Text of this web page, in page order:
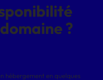
?
hébergement en quelques